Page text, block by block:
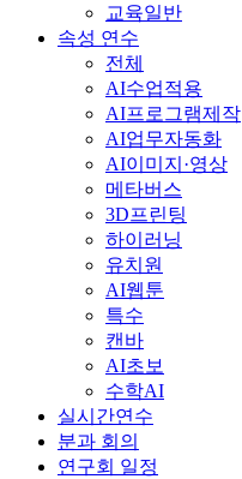
교육일반
속성 연수
전체
AI수업적용
AI프로그램제작
AI업무자동화
AI이미지·영상
메타버스
3D프린팅
하이러닝
유치원
AI웹툰
특수
캔바
AI초보
수학AI
실시간연수
분과 회의
연구회 일정